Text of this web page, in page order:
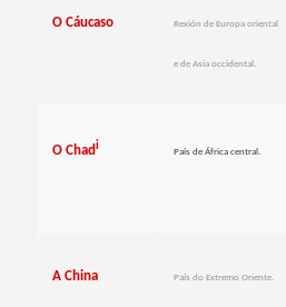
O Cáucaso Rexión de Europa oriental
e de Asia occidental.
O Chadi País de África central.
A China País do Extremo Oriente.